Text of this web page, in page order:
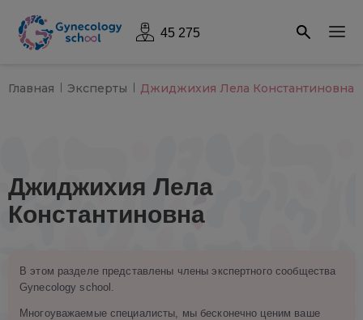
45 275
Главная Эксперты Джиджихия Лела Константиновна
Джиджихия Лела
Константиновна
В этом разделе представлены члены экспертного сообщества
Gynecology school.
Многоуважаемые специалисты, мы бесконечно ценим ваше